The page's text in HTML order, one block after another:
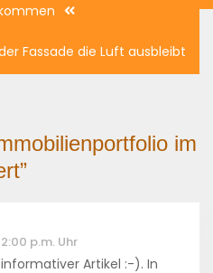
Fassade die Luft ausbleibt
im
”
p.m. Uhr
Artikel :-). In